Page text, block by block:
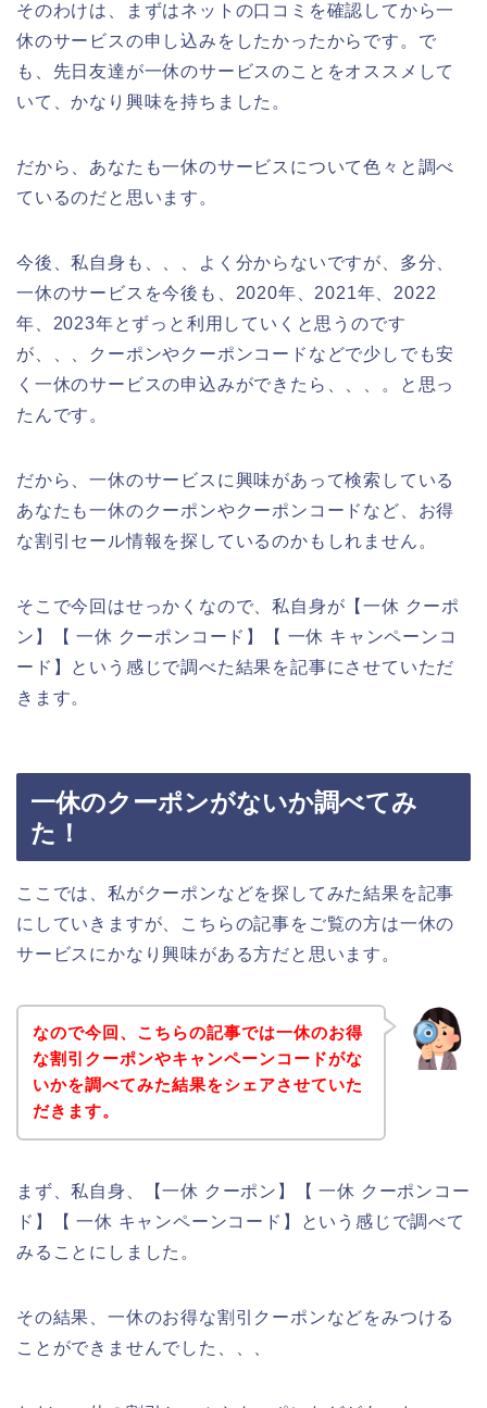
そのわけは、まずはネットの口コミを確認してから一
休のサービスの申し込みをしたかったからです。で
も、先日友達が一休のサービスのことをオススメして
いて、かなり興味を持ちました。
だから、あなたも一休のサービスについて色々と調べ
ているのだと思います。
今後、私自身も、、、よく分からないですが、多分、
一休のサービスを今後も、2020年、2021年、2022
年、2023年とずっと利用していくと思うのです
が、、、クーポンやクーポンコードなどで少しでも安
く一休のサービスの申込みができたら、、、。と思っ
たんです。
だから、一休のサービスに興味があって検索している
あなたも一休のクーポンやクーポンコードなど、お得
な割引セール情報を探しているのかもしれません。
そこで今回はせっかくなので、私自身が【一休 クーポ
ン】【 一休 クーポンコード】【 一休 キャンペーンコ
ード】という感じで調べた結果を記事にさせていただ
きます。
一休のクーポンがないか調べてみ
た！
ここでは、私がクーポンなどを探してみた結果を記事
にしていきますが、こちらの記事をご覧の方は一休の
サービスにかなり興味がある方だと思います。
なので今回、こちらの記事では一休のお得
な割引クーポンやキャンペーンコードがな
いかを調べてみた結果をシェアさせていた
だきます。
まず、私自身、【一休 クーポン】【 一休 クーポンコー
ド】【 一休 キャンペーンコード】という感じで調べて
みることにしました。
その結果、一休のお得な割引クーポンなどをみつける
ことができませんでした、、、